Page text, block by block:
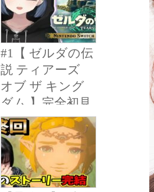
いよ～～
【小
清水 透 / にじさ
んじ】
#1【 ゼルダの伝
説 ティアーズ
オブ ザ キング
ダム 】完全初見
プレイ！ティア
キンやるぞおお
お【小清水 透 /
にじさんじ】